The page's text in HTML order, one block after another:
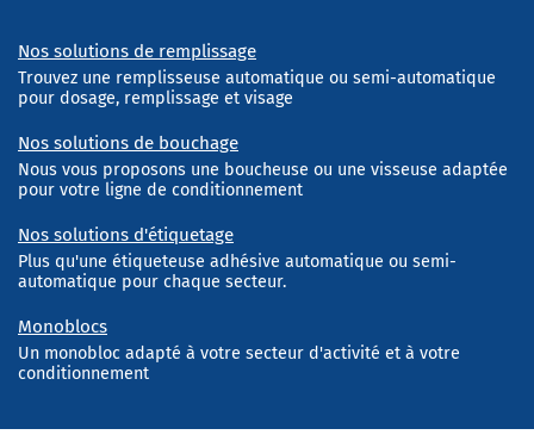
Nos solutions de remplissage
Trouvez une remplisseuse automatique ou semi-automatique
pour dosage, remplissage et visage
Nos solutions de bouchage
Nous vous proposons une boucheuse ou une visseuse adaptée
pour votre ligne de conditionnement
Nos solutions d'étiquetage
Plus qu'une étiqueteuse adhésive automatique ou semi-
automatique pour chaque secteur.
Monoblocs
Un monobloc adapté à votre secteur d'activité et à votre
conditionnement